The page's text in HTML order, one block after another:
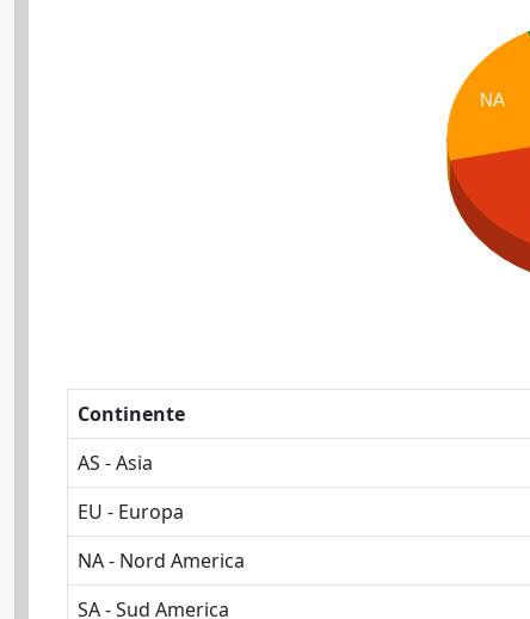
NA
Continente
AS - Asia
EU - Europa
NA - Nord America
SA - Sud America